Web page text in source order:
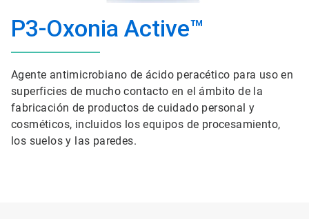
P3-Oxonia Active™
Agente antimicrobiano de ácido peracético para uso en
superficies de mucho contacto en el ámbito de la
fabricación de productos de cuidado personal y
cosméticos, incluidos los equipos de procesamiento,
los suelos y las paredes.